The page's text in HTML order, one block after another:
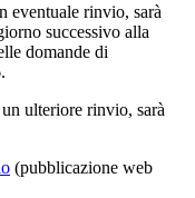
eventuale rinvio, sarà
successivo alla
domande di
.
ulteriore rinvio, sarà
(pubblicazione web